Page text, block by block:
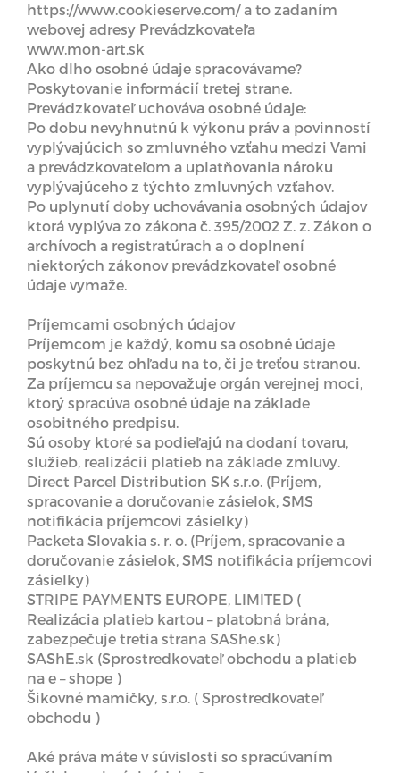
https://www.cookieserve.com/ a to zadaním
webovej adresy Prevádzkovateľa
www.mon-art.sk
Ako dlho osobné údaje spracovávame?
Poskytovanie informácií tretej strane.
Prevádzkovateľ uchováva osobné údaje:
Po dobu nevyhnutnú k výkonu práv a povinností
vyplývajúcich so zmluvného vzťahu medzi Vami
a prevádzkovateľom a uplatňovania nároku
vyplývajúceho z týchto zmluvných vzťahov.
Po uplynutí doby uchovávania osobných údajov
ktorá vyplýva zo zákona č. 395/2002 Z. z. Zákon o
archívoch a registratúrach a o doplnení
niektorých zákonov prevádzkovateľ osobné
údaje vymaže.
Príjemcami osobných údajov
Príjemcom je každý, komu sa osobné údaje
poskytnú bez ohľadu na to, či je treťou stranou.
Za príjemcu sa nepovažuje orgán verejnej moci,
ktorý spracúva osobné údaje na základe
osobitného predpisu.
Sú osoby ktoré sa podieľajú na dodaní tovaru,
služieb, realizácii platieb na základe zmluvy.
Direct Parcel Distribution SK s.r.o. (Príjem,
spracovanie a doručovanie zásielok, SMS
notifikácia príjemcovi zásielky)
Packeta Slovakia s. r. o. (Príjem, spracovanie a
doručovanie zásielok, SMS notifikácia príjemcovi
zásielky)
STRIPE PAYMENTS EUROPE, LIMITED (
Realizácia platieb kartou – platobná brána,
zabezpečuje tretia strana SAShe.sk)
SAShE.sk (Sprostredkovateľ obchodu a platieb
na e – shope )
Šikovné mamičky, s.r.o. ( Sprostredkovateľ
obchodu )
Aké práva máte v súvislosti so spracúvaním